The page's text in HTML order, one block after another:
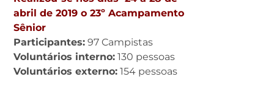
abril de 2019 o 23º Acampamento
Sênior
Participantes: 97 Campistas
Voluntários interno: 130 pessoas
Voluntários externo: 154 pessoas